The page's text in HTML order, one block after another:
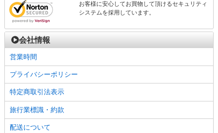
お客様に安心してお買物して頂けるセキュリティ
システムを採用しています。
会社情報
営業時間
プライバシーポリシー
特定商取引法表示
旅行業標識・約款
配送について